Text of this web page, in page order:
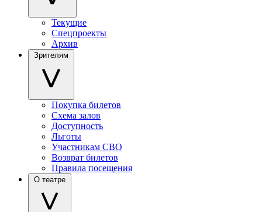
Текущие
Спецпроекты
Архив
Зрителям
Покупка билетов
Схема залов
Доступность
Льготы
Участникам СВО
Возврат билетов
Правила посещения
О театре